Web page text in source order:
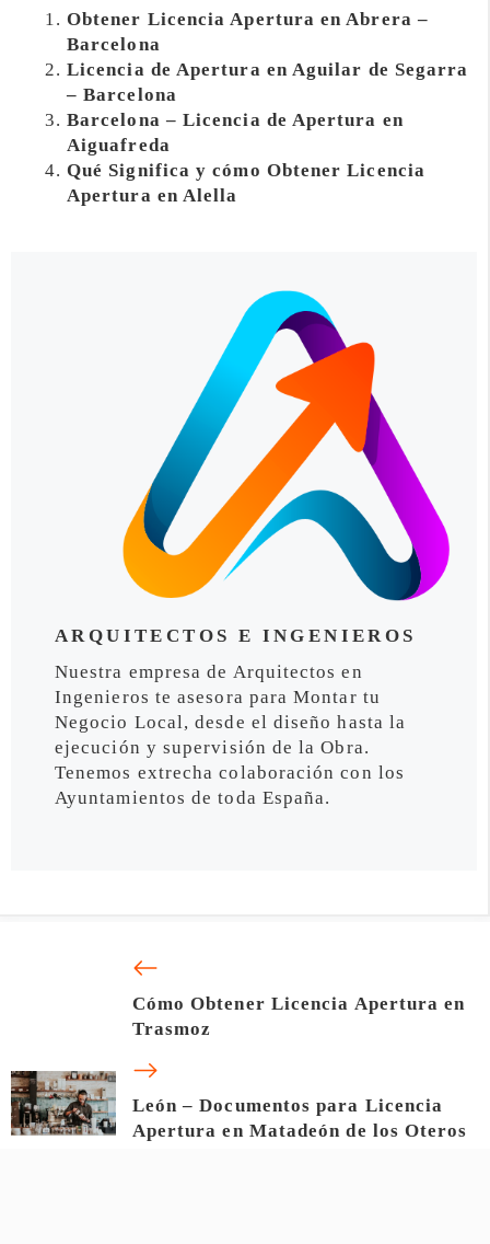
Obtener Licencia Apertura en Abrera –
Barcelona
Licencia de Apertura en Aguilar de Segarra
– Barcelona
Barcelona – Licencia de Apertura en
Aiguafreda
Qué Significa y cómo Obtener Licencia
Apertura en Alella
ARQUITECTOS E INGENIEROS
Nuestra empresa de Arquitectos en
Ingenieros te asesora para Montar tu
Negocio Local, desde el diseño hasta la
ejecución y supervisión de la Obra.
Tenemos extrecha colaboración con los
Ayuntamientos de toda España.
Cómo Obtener Licencia Apertura en
Trasmoz
León – Documentos para Licencia
Apertura en Matadeón de los Oteros